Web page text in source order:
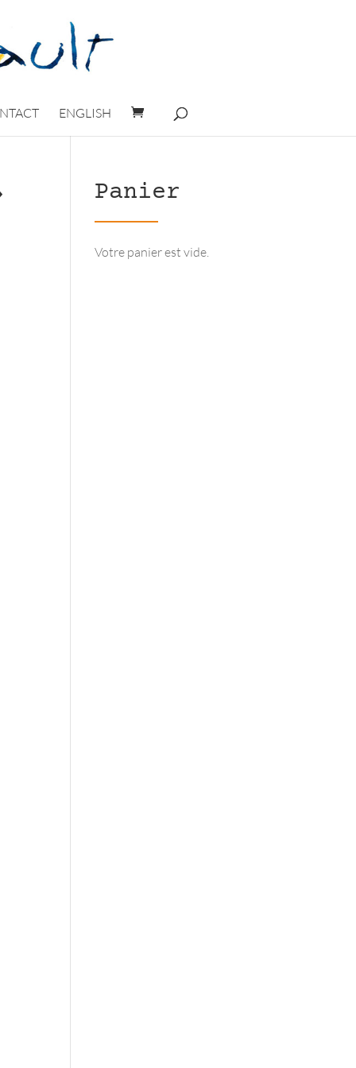
ENGLISH
Panier
Votre panier est vide.